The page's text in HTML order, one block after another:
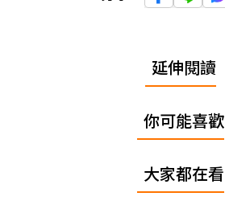
延伸閱讀
你可能喜歡
大家都在看